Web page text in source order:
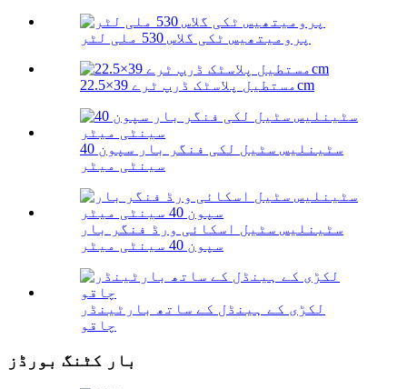
پرومیتھیس ٹکی گلاس 530 ملی لٹر
مستطیل پلاسٹک ڈرپ ٹرے 39×22.5cm
سٹینلیس سٹیل لکی فنگر بار سپون 40
سینٹی میٹر
سٹینلیس سٹیل اسکائی ورڈ فنگر بار
سپون 40 سینٹی میٹر
لکڑی کے ہینڈل کے ساتھ بارٹینڈر
چاقو
بار کٹنگ بورڈز